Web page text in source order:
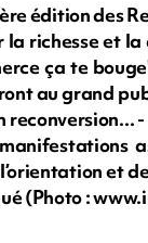
édition des
richesse et
ça te
au grand
et
(Photo :